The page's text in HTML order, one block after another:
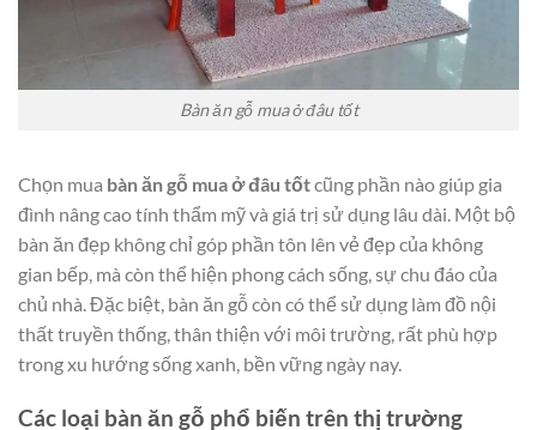
Bàn ăn gỗ mua ở đâu tốt
Chọn mua bàn ăn gỗ mua ở đâu tốtcũng phần nào giúp gia
đình nâng cao tính thẩm mỹ và giá trị sử dụng lâu dài. Một bộ
bàn ăn đẹp không chỉ góp phần tôn lên vẻ đẹp của không
gian bếp, mà còn thể hiện phong cách sống, sự chu đáo của
chủ nhà. Đặc biệt, bàn ăn gỗ còn có thể sử dụng làm đồ nội
thất truyền thống, thân thiện với môi trường, rất phù hợp
trong xu hướng sống xanh, bền vững ngày nay.
Các loại bàn ăn gỗ phổ biến trên thị trường